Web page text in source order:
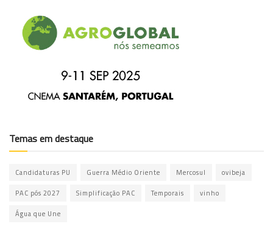
Temas em destaque
Candidaturas PU Guerra Médio Oriente Mercosul ovibeja
PAC pós 2027 Simplificação PAC Temporais vinho
Água que Une